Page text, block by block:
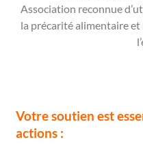
Association reconnue
la précarité alimentaire
Votre soutien est
actions :